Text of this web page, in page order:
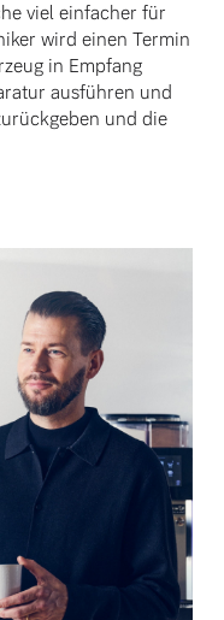
viel einfacher für
wird einen Termin
in Empfang
ausführen und
und die